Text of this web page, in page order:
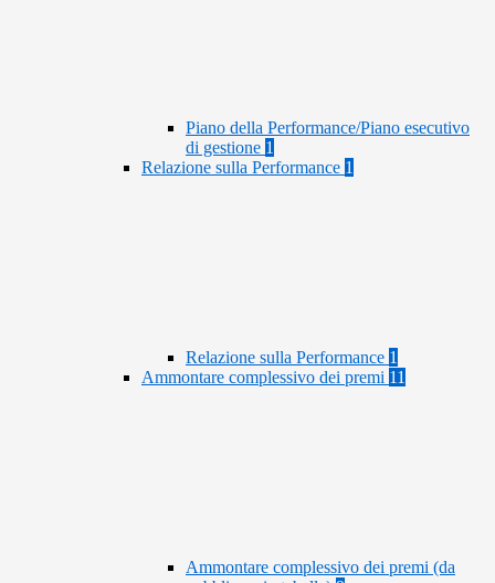
Piano della Performance/Piano esecutivo
di gestione 1
Relazione sulla Performance 1
Relazione sulla Performance 1
Ammontare complessivo dei premi 11
Ammontare complessivo dei premi (da